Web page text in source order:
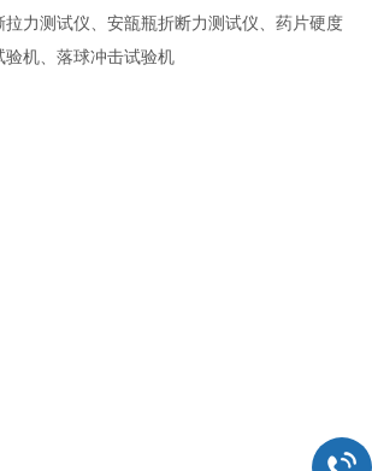
力测试仪、安瓿瓶折断力测试仪、药片硬度
机、落球冲击试验机